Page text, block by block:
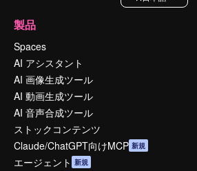
製品
Spaces
AI アシスタント
AI 画像生成ツール
AI 動画生成ツール
AI 音声合成ツール
ストックコンテンツ
Claude/ChatGPT向けMCP 新規
エージェント 新規